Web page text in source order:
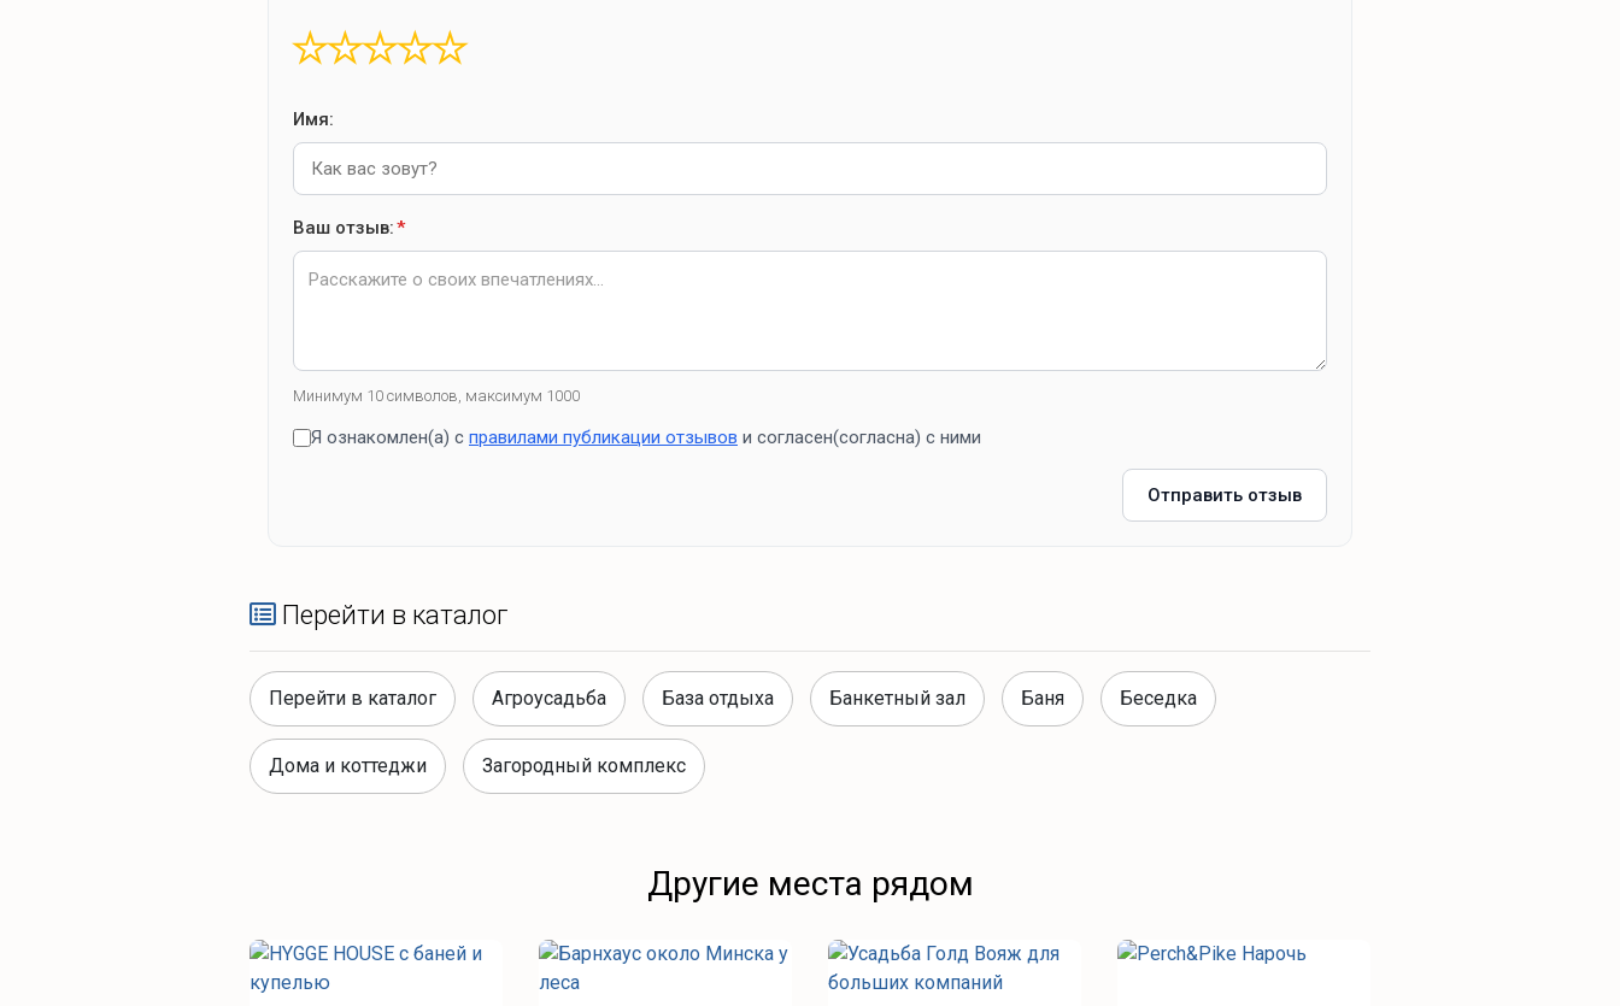
★
★
★
★
★
Имя:
Ваш отзыв:*
Минимум 10 символов, максимум 1000
Я ознакомлен(а) с правилами публикации отзывов и согласен(согласна) с ними
Отправить отзыв
Перейти в каталог
Перейти в каталог Агроусадьба База отдыха Банкетный зал Баня Беседка
Дома и коттеджи Загородный комплекс
Другие места рядом